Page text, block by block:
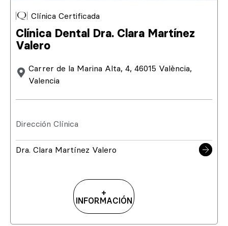
Clínica Certificada
Clínica Dental Dra. Clara Martínez
Valero
Carrer de la Marina Alta, 4, 46015 València,
Valencia
Dirección Clínica
Dra. Clara Martínez Valero
+
INFORMACIÓN